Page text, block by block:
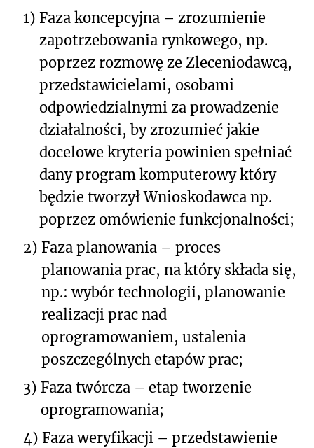
1) Faza koncepcyjna – zrozumienie
zapotrzebowania rynkowego, np.
poprzez rozmowę ze Zleceniodawcą,
przedstawicielami, osobami
odpowiedzialnymi za prowadzenie
działalności, by zrozumieć jakie
docelowe kryteria powinien spełniać
dany program komputerowy który
będzie tworzył Wnioskodawca np.
poprzez omówienie funkcjonalności;
2) Faza planowania – proces
planowania prac, na który składa się,
np.: wybór technologii, planowanie
realizacji prac nad
oprogramowaniem, ustalenia
poszczególnych etapów prac;
3) Faza twórcza – etap tworzenie
oprogramowania;
4) Faza weryfikacji – przedstawienie